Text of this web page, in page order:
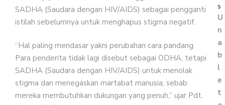
SADHA (Saudara dengan HIV/AIDS) sebagai pengganti
istilah sebelumnya untuk menghapus stigma negatif.
“Hal paling mendasar yakni perubahan cara pandang.
Para penderita tidak lagi disebut sebagai ODHA, tetapi
SADHA (Saudara dengan HIV/AIDS) untuk menolak
stigma dan menegaskan martabat manusia, sebab
mereka membutuhkan dukungan yang penuh,” ujar Pdt.
s
U
n
a
b
l
e
t